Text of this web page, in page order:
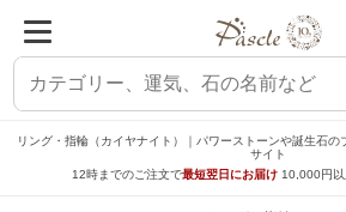
リング・指輪（カイヤナイト）｜パワーストーンや誕生石の
サイト
12時までのご注文で最短翌日にお届け 10,000円